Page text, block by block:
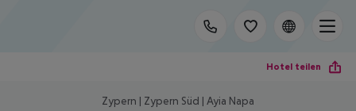
Hotel teilen
Zypern | Zypern Süd | Ayia Napa